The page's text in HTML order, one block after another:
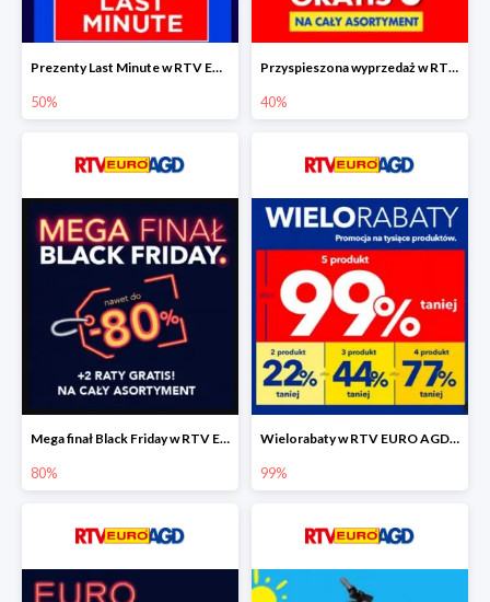
Prezenty Last Minute w RTV EURO AGD do -50%
50%
Przyspieszona wyprzedaż w RTV EURO AGD do -40% - gwarancja dostawy przed Świętami
40%
Mega finał Black Friday w RTV EEURO AGD do -80%
80%
Wielorabaty w RTV EURO AGD do -99%
99%